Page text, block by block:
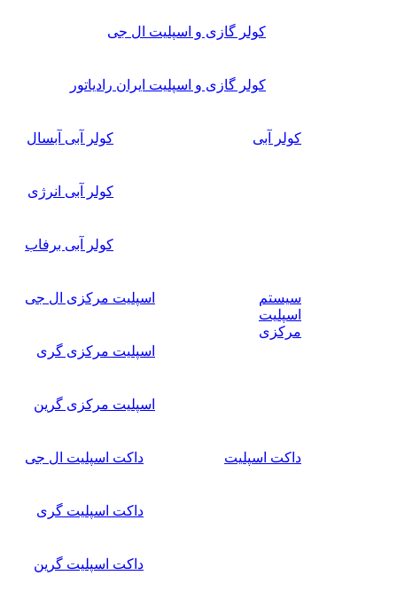
کولر گازی و اسپلیت ال جی
کولر گازی و اسپلیت ایران رادیاتور
کولر آبی کولر آبی آبسال
کولر آبی انرژی
کولر آبی برفاب
سیستم
اسپلیت
مرکزی
اسپلیت مرکزی ال جی
اسپلیت مرکزی گری
اسپلیت مرکزی گرین
داکت اسپلیت داکت اسپلیت ال جی
داکت اسپلیت گری
داکت اسپلیت گرین